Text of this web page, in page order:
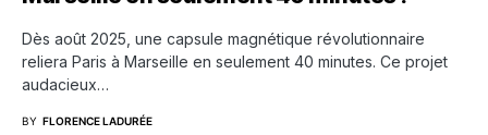
Dès août 2025, une capsule magnétique révolutionnaire
reliera Paris à Marseille en seulement 40 minutes. Ce projet
audacieux…
BY FLORENCE LADURÉE